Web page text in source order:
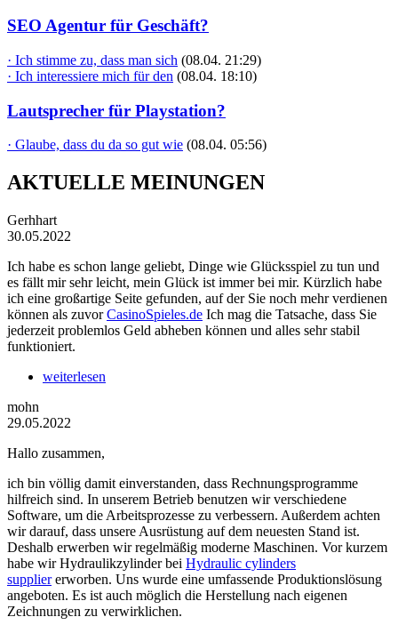
SEO Agentur für Geschäft?
· Ich stimme zu, dass man sich (08.04. 21:29)
· Ich interessiere mich für den (08.04. 18:10)
Lautsprecher für Playstation?
· Glaube, dass du da so gut wie (08.04. 05:56)
AKTUELLE MEINUNGEN
Gerhhart
30.05.2022
Ich habe es schon lange geliebt, Dinge wie Glücksspiel zu tun und
es fällt mir sehr leicht, mein Glück ist immer bei mir. Kürzlich habe
ich eine großartige Seite gefunden, auf der Sie noch mehr verdienen
können als zuvorCasinoSpieles.de Ich mag die Tatsache, dass Sie
jederzeit problemlos Geld abheben können und alles sehr stabil
funktioniert.
weiterlesen
mohn
29.05.2022
Hallo zusammen,
ich bin völlig damit einverstanden, dass Rechnungsprogramme
hilfreich sind. In unserem Betrieb benutzen wir verschiedene
Software, um die Arbeitsprozesse zu verbessern. Außerdem achten
wir darauf, dass unsere Ausrüstung auf dem neuesten Stand ist.
Deshalb erwerben wir regelmäßig moderne Maschinen. Vor kurzem
habe wir Hydraulikzylinder bei Hydraulic cylinders
suppliererworben. Uns wurde eine umfassende Produktionslösung
angeboten. Es ist auch möglich die Herstellung nach eigenen
Zeichnungen zu verwirklichen.